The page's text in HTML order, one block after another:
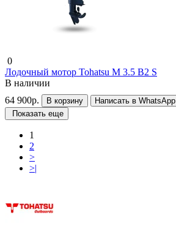
0
Лодочный мотор Tohatsu М 3.5 B2 S
В наличии
64 900р.
В корзину
Написать в WhatsApp
Показать еще
1
2
>
>|